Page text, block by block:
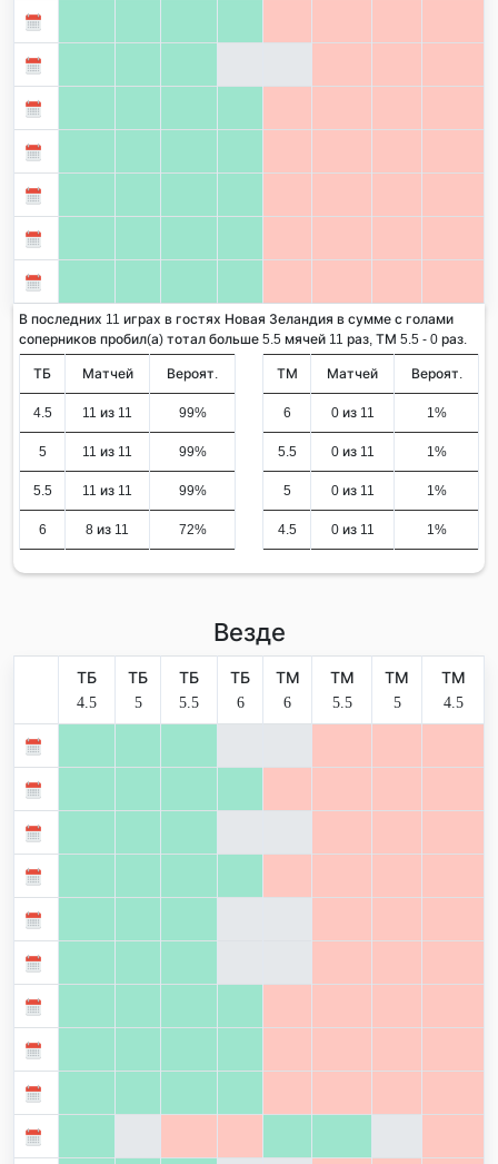
В последних 11 играх в гостях Новая Зеландия в сумме с голами
соперников пробил(а) тотал больше 5.5 мячей 11 раз, ТМ 5.5 - 0 раз.
ТБ Матчей Вероят.
4.5 11 из 11 99%
5 11 из 11 99%
5.5 11 из 11 99%
6 8 из 11 72%
ТМ Матчей Вероят.
6 0 из 11 1%
5.5 0 из 11 1%
5 0 из 11 1%
4.5 0 из 11 1%
Везде
ТБ
4.5
ТБ
5
ТБ
5.5
ТБ
6
ТМ
6
ТМ
5.5
ТМ
5
ТМ
4.5